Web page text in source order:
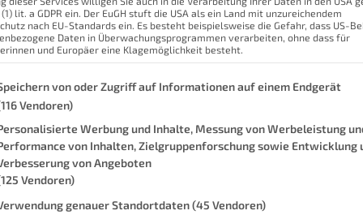
auslösen. Doch wie feucht ist es
Gigaset Climate für dich klären!
Trocknen auf und merke dann öfters
entspricht. Aber die Frage, ab wann
Dafür habe ich mir nun den Climate
Außerdem verfügt er über einen
multifunktional einsetzbar, um dir das
vorstellen und dir einen kurzen
Der
Der
Wie
lit. a GDPR ein. Der EuGH stuft die USA als ein Land mit unzureichendem
nach EU-Standards ein. Es besteht beispielsweise die Gefahr, dass US-
Daten in Überwachungsprogrammen verarbeiten, ohne dass für
und Europäer eine Klagemöglichkeit besteht.
finden Sie eine Liste der Zwecke des IAB Transparency and
von oder Zugriff auf Informationen auf einem Endgerät
Vendoren)
Werbung und Inhalte, Messung von Werbeleistung
von Inhalten, Zielgruppenforschung sowie Entwicklung
von Angeboten
Vendoren)
genauer Standortdaten(45 Vendoren)